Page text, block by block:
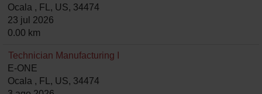
Ocala , FL, US, 34474
23 jul 2026
0.00 km
Technician Manufacturing I
E-ONE
Ocala , FL, US, 34474